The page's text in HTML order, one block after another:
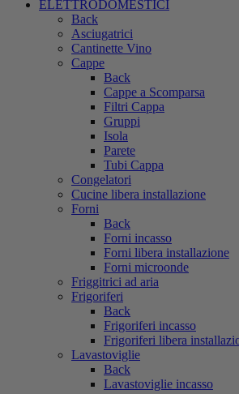
ELETTRODOMESTICI
Back
Asciugatrici
Cantinette Vino
Cappe
Back
Cappe a Scomparsa
Filtri Cappa
Gruppi
Isola
Parete
Tubi Cappa
Congelatori
Cucine libera installazione
Forni
Back
Forni incasso
Forni libera installazione
Forni microonde
Friggitrici ad aria
Frigoriferi
Back
Frigoriferi incasso
Frigoriferi libera
Lavastoviglie
Back
Lavastoviglie incasso